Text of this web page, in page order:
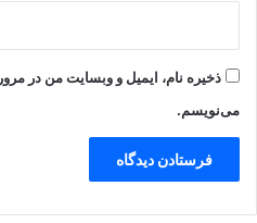
ذخیره نام، ایمیل و وبسایت من در
می‌نویسم.